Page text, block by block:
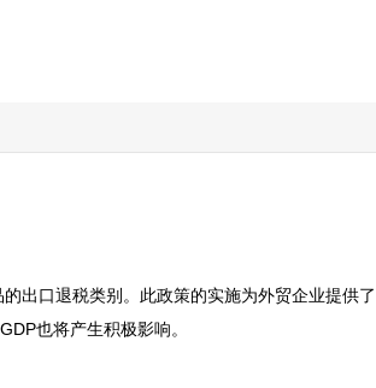
出口退税类别。此政策的实施为外贸企业提供
也将产生积极影响。